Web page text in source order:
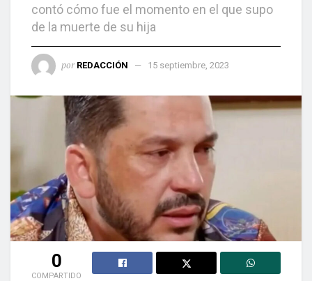
contó cómo fue el momento en el que supo
de la muerte de su hija
por REDACCIÓN 15 septiembre, 2023
0
COMPARTIDO